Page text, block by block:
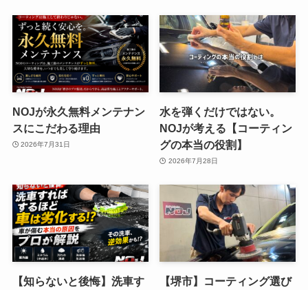
NOJが永久無料メンテナン
スにこだわる理由
2026年7月31日
水を弾くだけではない。
NOJが考える【コーティン
グの本当の役割】
2026年7月28日
【知らないと後悔】洗車す
【堺市】コーティング選び